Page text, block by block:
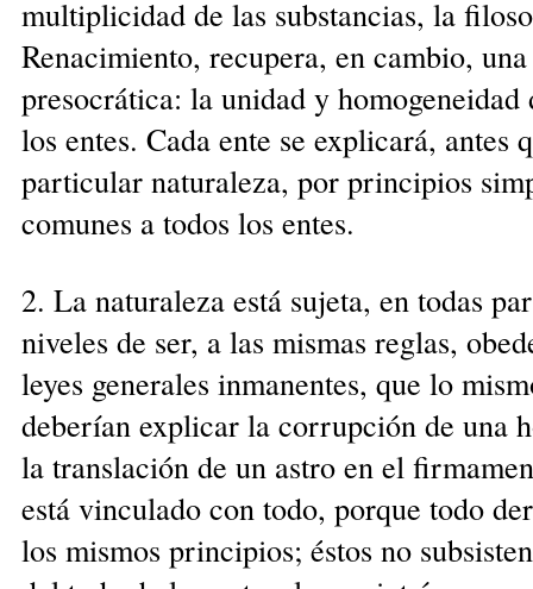
multiplicidad de las substancias, la
Renacimiento, recupera, en cambio,
presocrática: la unidad y homogeneidad
los entes. Cada ente se explicará, antes
particular naturaleza, por principios
comunes a todos los entes.
2. La naturaleza está sujeta, en todas
niveles de ser, a las mismas reglas,
leyes generales inmanentes, que lo
deberían explicar la corrupción de una
la translación de un astro en el
está vinculado con todo, porque todo
los mismos principios; éstos no